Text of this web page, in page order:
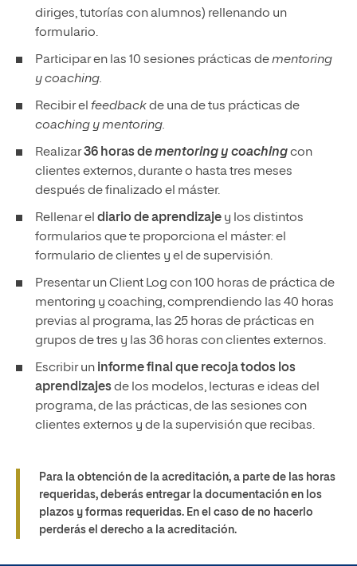
diriges, tutorías con alumnos) rellenando un
formulario.
Participar en las 10 sesiones prácticas dementoring
y coaching.
Recibir el feedbackde una de tus prácticas de
coaching y mentoring.
Realizar36 horas dementoring y coachingcon
clientes externos, durante o hasta tres meses
después de finalizado el máster.
Rellenar el diario de aprendizaje y los distintos
formularios que te proporciona el máster: el
formulario de clientes y el de supervisión.
Presentar un Client Log con 100 horas de práctica de
mentoring y coaching, comprendiendo las 40 horas
previas al programa, las 25 horas de prácticas en
grupos de tres y las 36 horas con clientes externos.
Escribir un informe final que recoja todos los
aprendizajesde los modelos, lecturas e ideas del
programa, de las prácticas, de las sesiones con
clientes externos y de la supervisión que recibas.
Para la obtención de la acreditación, a parte de las horas
requeridas, deberás entregar la documentación en los
plazos y formas requeridas. En el caso de no hacerlo
perderás el derecho a la acreditación.